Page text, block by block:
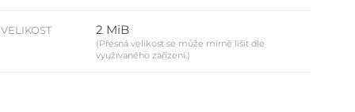
VELIKOST 2 MiB
(Přesná velikost se může mírně lišit dle
využívaného zařízení.)